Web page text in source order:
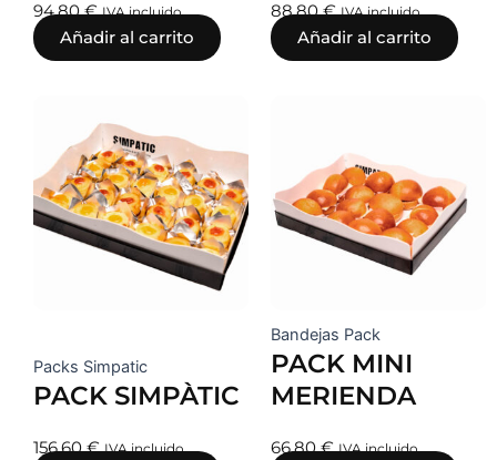
94,80€ IVA incluido
Añadir al carrito
88,80€ IVA incluido
Añadir al carrito
Packs Simpatic
PACK SIMPÀTIC
156,60€ IVA incluido
Bandejas Pack
PACK MINI
MERIENDA
66,80€ IVA incluido